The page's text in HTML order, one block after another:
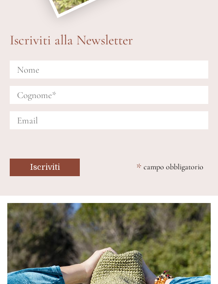
Iscriviti alla Newsletter
* campo obbligatorio